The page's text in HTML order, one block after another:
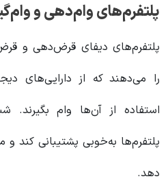
پلتفرم‌های وام‌دهی و
پلتفرم‌های دیفای قرض‌دهی و
را می‌دهند که از دارایی‌های
پلتفرم‌ها به‌خوبی پشتیبانی کند و
دهد.